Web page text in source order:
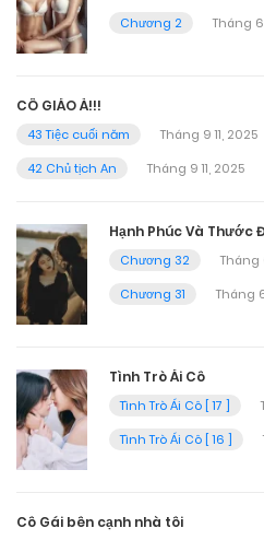
Chương 2
Tháng 6
CÔ GIÁO À!!!
43 Tiệc cuối năm
Tháng 9 11, 2025
42 Chủ tịch An
Tháng 9 11, 2025
Hạnh Phúc Và Thước
Chương 32
Tháng
Chương 31
Tháng
Tình Trò Ái Cô
Tình Trò Ái Cô [ 17 ]
Tình Trò Ái Cô [ 16 ]
Cô Gái bên cạnh nhà tôi